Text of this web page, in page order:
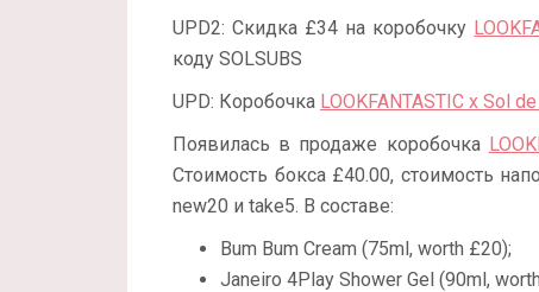
UPD2: Скидка £34 на коробочку
коду SOLSUBS
UPD: Коробочка LOOKFANTASTIC x Sol
Появилась в продаже коробочка
Стоимость бокса £40.00, стоимость
new20 и take5. В составе:
Bum Bum Cream (75ml, worth £20);
Janeiro 4Play Shower Gel (90ml,